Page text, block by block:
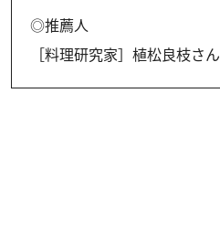
◎推薦人
［料理研究家］植松良枝さん